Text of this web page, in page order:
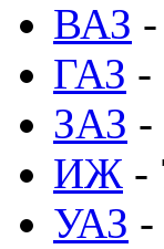
ВАЗ
ГАЗ -
ЗАЗ -
ИЖ -
УАЗ -